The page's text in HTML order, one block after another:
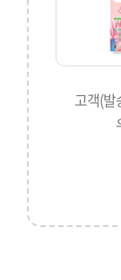
고객(발